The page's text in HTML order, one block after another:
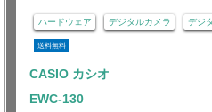
ハードウェア デジタルカメラ デジ
送料無料
CASIO カシオ
EWC-130